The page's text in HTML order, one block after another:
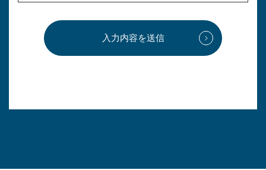
入力内容を送信